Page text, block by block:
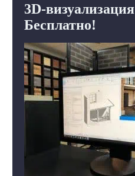
3D-визуализация
Бесплатно!